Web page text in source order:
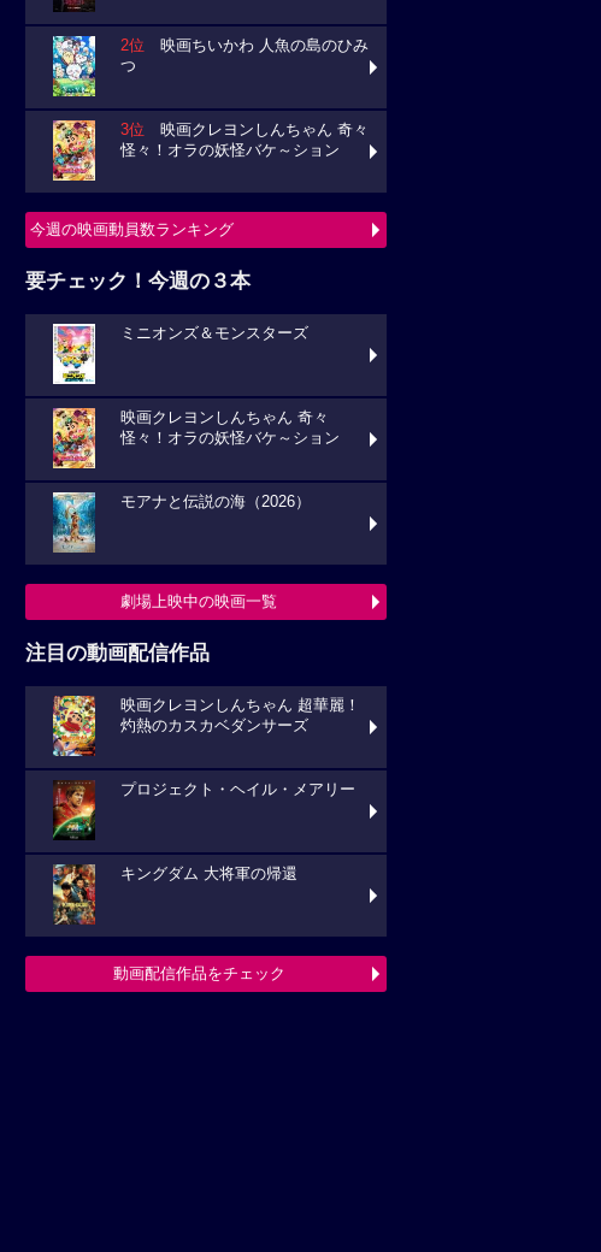
2位 映画ちいかわ 人魚の島のひみ
つ
3位 映画クレヨンしんちゃん 奇々
怪々！オラの妖怪バケ～ション
今週の映画動員数ランキング
要チェック！今週の３本
ミニオンズ＆モンスターズ
映画クレヨンしんちゃん 奇々
怪々！オラの妖怪バケ～ション
モアナと伝説の海（2026）
劇場上映中の映画一覧
注目の動画配信作品
映画クレヨンしんちゃん 超華麗！
灼熱のカスカベダンサーズ
プロジェクト・ヘイル・メアリー
キングダム 大将軍の帰還
動画配信作品をチェック